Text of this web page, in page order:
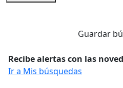
Guardar
Recibe alertas con las
Ir a Mis búsquedas